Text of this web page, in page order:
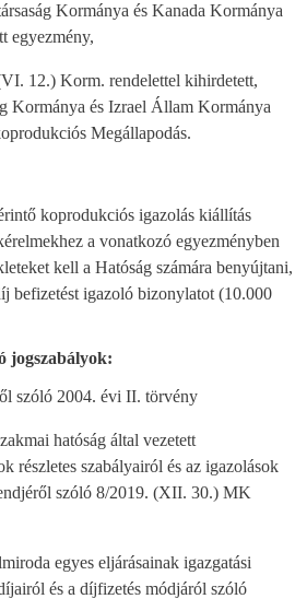
Kormánya és Kanada Kormánya
egyezmény,
12.) Korm. rendelettel kihirdetett,
Kormánya és Izrael Állam Kormánya
Megállapodás.
koprodukciós igazolás kiállítás
a vonatkozó egyezményben
kell a Hatóság számára benyújtani,
befizetést igazoló bizonylatot (10.000
szóló 2004. évi II. törvény
hatóság által vezetett
részletes szabályairól és az igazolások
szóló 8/2019. (XII. 30.) MK
egyes eljárásainak igazgatási
és a díjfizetés módjáról szóló